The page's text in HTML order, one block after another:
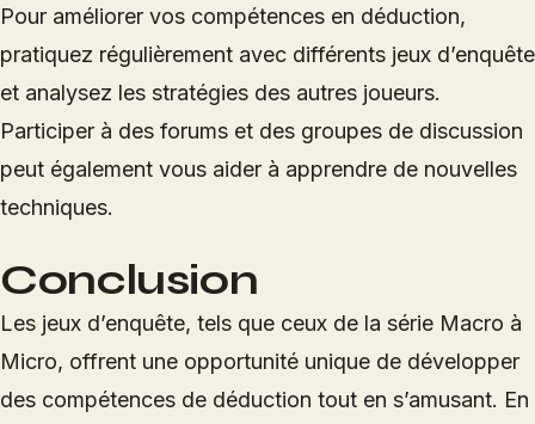
Pour améliorer vos compétences en déduction,
pratiquez régulièrement avec différents jeux d’enquête
et analysez les stratégies des autres joueurs.
Participer à des forums et des groupes de discussion
peut également vous aider à apprendre de nouvelles
techniques.
Conclusion
Les jeux d’enquête, tels que ceux de la série Macro à
Micro, offrent une opportunité unique de développer
des compétences de déduction tout en s’amusant. En